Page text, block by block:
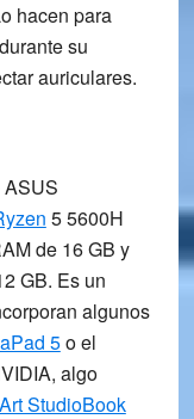
hacen para
su
auriculares.
ASUS
5 5600H
de 16 GB y
GB. Es un
algunos
5o el
, algo
StudioBook